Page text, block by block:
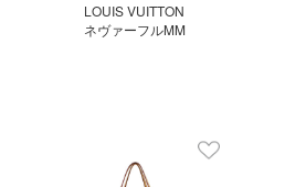
LOUIS VUITTON
ネヴァーフルMM